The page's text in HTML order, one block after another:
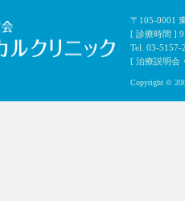
〒105-0001
[ 診療時間 ]
Tel. 03-5157-
[ 治療説明会
Copyright ©